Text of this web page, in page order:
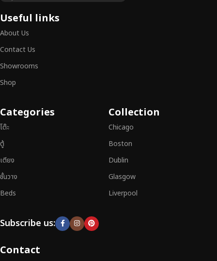
เฟอร์นิเจอร์ไม้ไม่ใช่เพียงของตกแต่ง แต่เป็นงานศิลปะที่สะท้อนถึงรสนิยมและ
สามารถผสานความสวยงาม ความแข็งแรง และการใช้งานที่ตอบโจทย์ทุกความ
ต้องการได้อย่างลงตัว เฟอร์นิเจอร์ทุกชิ้นของเราผลิตจากวัสดุคุณภาพสูง ผ่าน
การตรวจสอบมาตรฐานอย่างเคร่งครัด
เฟอร์นิเจอร์ไม้แท้ที่ตอบโจทย์ทุกความต้องการ
อย่าลืมเลือกช้อปกับเรา รับ
ประกันคุณภาพและการบริการที่ดีที่สุด
Useful links
About Us
Contact Us
Showrooms
Shop
Categories
โต๊ะ
ตู้
เตียง
ชั้นวาง
Beds
Collection
Chicago
Boston
Dublin
Glasgow
Liverpool
Subscribe us:
Contact